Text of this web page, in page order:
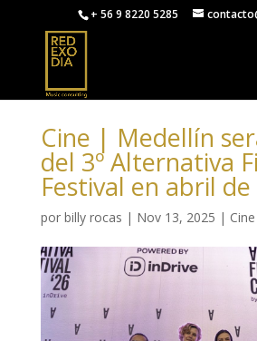
+ 56 9 8220 5285
Cine | Medellín
del 3º Alternativa
Festival en abril de
por billy rocas | Nov 13, 2025 | Cine